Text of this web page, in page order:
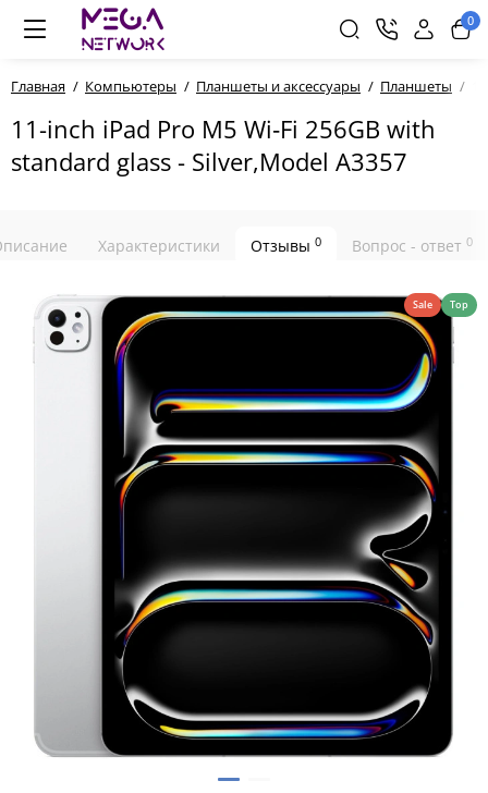
0
Главная Компьютеры Планшеты и аксессуары Планшеты
11-inch iPad Pro M5 Wi‑Fi 256GB with
standard glass - Silver,Model A3357
Характеристики Отзывы 0 Вопрос - ответ 0
Sale Top